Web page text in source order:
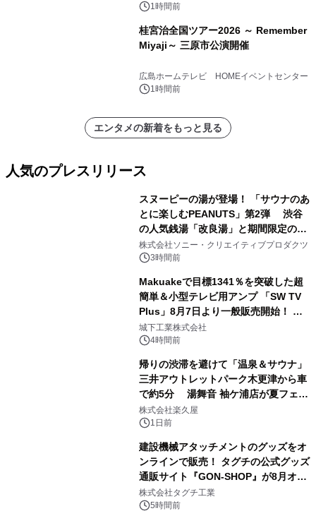
Aoyama』
1時間前
桂宮治全国ツアー2026 ～ Remember
Miyaji～ 三原市公演開催
広島ホームテレビ HOMEイベントセンター
1時間前
エンタメの新着をもっと見る
人気のプレスリリース
スヌーピーの湯が登場！ 「サウナのあ
とに楽しむPEANUTS」第2弾 渋谷
の人気銭湯「改良湯」と期間限定のコ
ラボレーション サウナイキタイコラ
ボグッズも発売決定！
株式会社ソニー・クリエイティブプロダクツ
3時間前
Makuakeで目標1341％を突破した超
簡単＆小型テレビ用アンプ 「SW TV
Plus」8月7日より一般販売開始！ ケ
ーブル1本つなぐだけ、テレビの音が
ぐっと豊かに
城下工業株式会社
4時間前
帰りの渋滞を避けて「温泉＆サウナ」
三井アウトレットパーク木更津から車
で約5分 湯舞音 袖ケ浦店が夏フェア
メニューを提供
株式会社楽久屋
1日前
建設機械アタッチメントのグッズをオ
ンラインで販売！ タグチの公式グッズ
通販サイト『GON-SHOP』が8月オー
プン
株式会社タグチ工業
5時間前